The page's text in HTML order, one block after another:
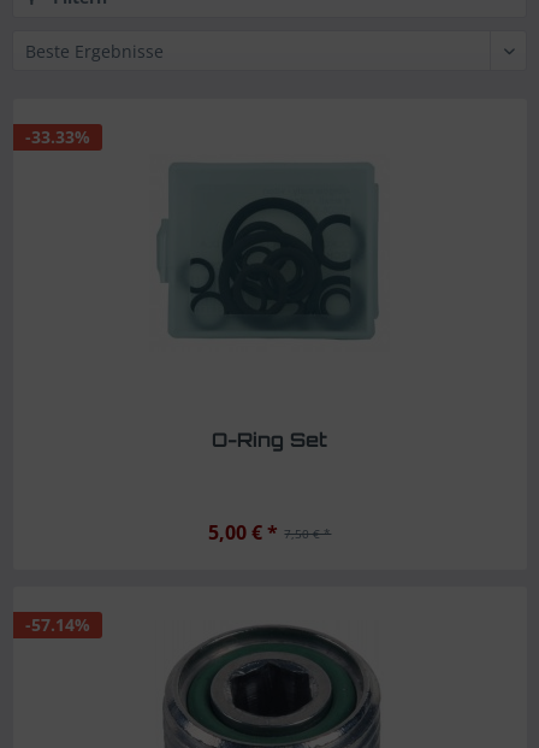
-33.33%
O-Ring Set
7,50 € *
5,00 € *
-57.14%